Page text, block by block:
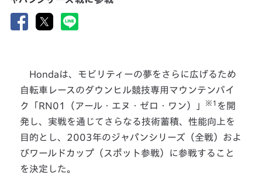
Hondaは、モビリティーの夢をさらに広げるため
自転車レースのダウンヒル競技専用マウンテンバイ
ク「RN01（アール・エヌ・ゼロ・ワン）」
※1 を開
発し、実戦を通じてさらなる技術蓄積、性能向上を
目的とし、2003年のジャパンシリーズ（全戦）およ
びワールドカップ（スポット参戦）に参戦すること
を決定した。